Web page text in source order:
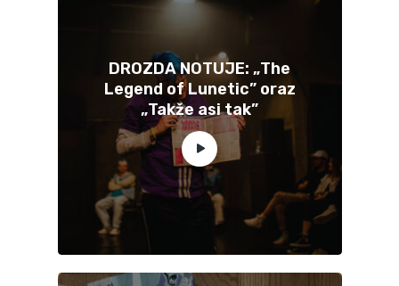
DROZDA NOTUJE: „The
Legend of Lunetic” oraz
„Takže asi tak”